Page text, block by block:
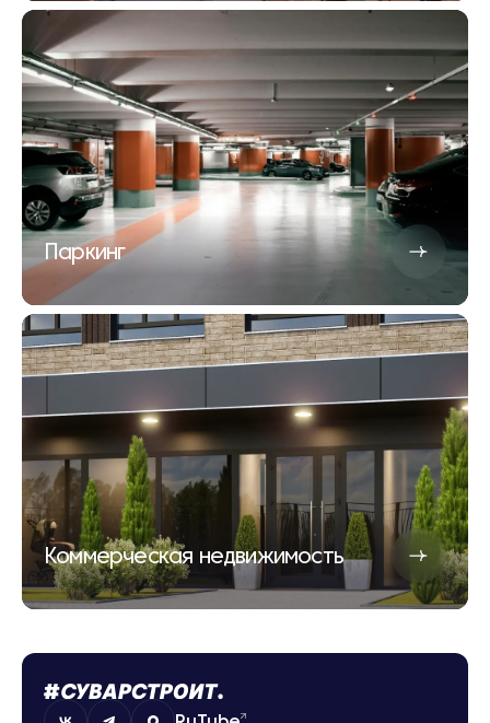
Паркинг
Коммерческая недвижимость